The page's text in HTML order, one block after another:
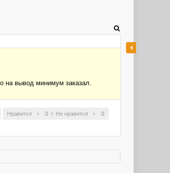
на вывод минимум заказал.
Нравится 0 / Не нравится 0